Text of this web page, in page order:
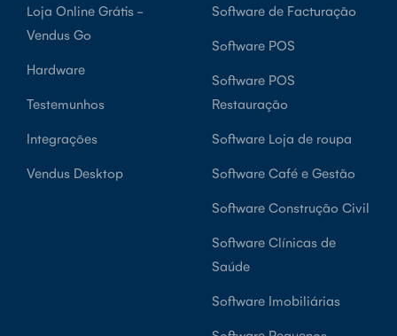
Loja Online Grátis -
Vendus Go
Hardware
Testemunhos
Integrações
Vendus Desktop
Software de Facturação
Software POS
Software POS
Restauração
Software Loja de roupa
Software Café e Gestão
Software Construção Civil
Software Clínicas de
Saúde
Software Imobiliárias